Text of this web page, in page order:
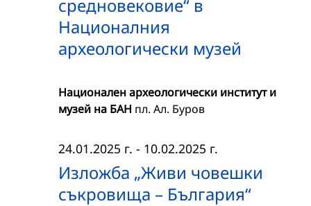
средновековие“ в
Националния
археологически музей
Национален археологически институт и
музей на БАН пл. Ал. Буров
Изложба „Живи човешки
съкровища – България“
24.01.2025 г. - 10.02.2025 г.